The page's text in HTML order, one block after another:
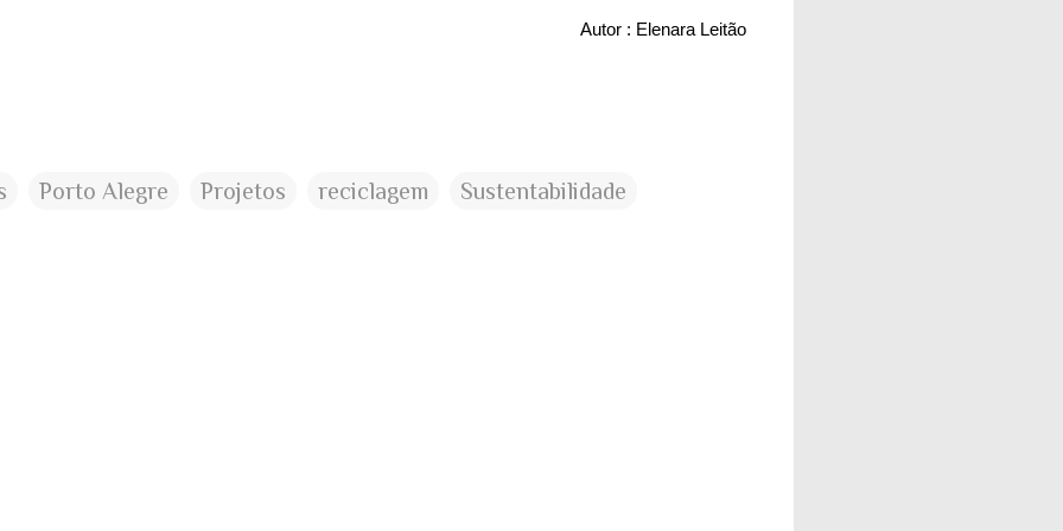
Autor : Elenara Leitão
Porto Alegre Projetos reciclagem
Sustentabilidade